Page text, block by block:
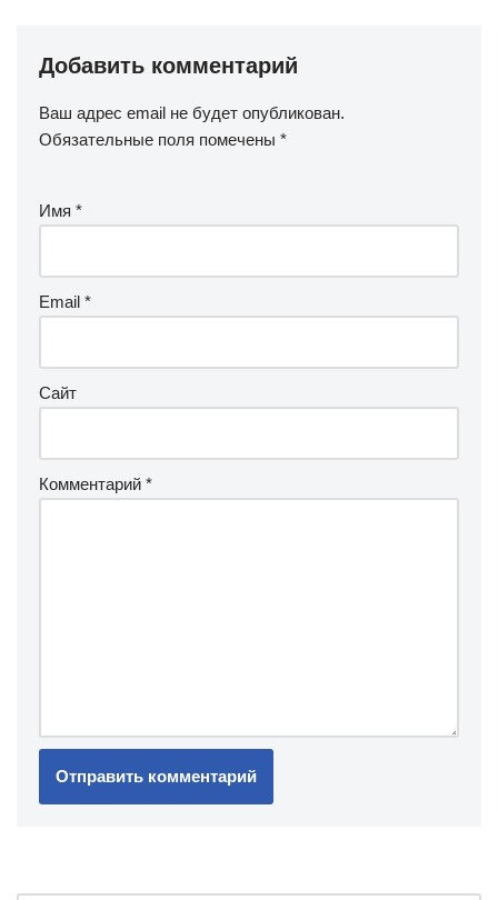
Добавить комментарий
Ваш адрес email не будет опубликован.
Обязательные поля помечены *
Имя *
Email *
Сайт
Комментарий *